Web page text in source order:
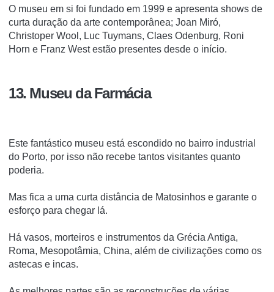
O museu em si foi fundado em 1999 e apresenta shows de
curta duração da arte contemporânea; Joan Miró,
Christoper Wool, Luc Tuymans, Claes Odenburg, Roni
Horn e Franz West estão presentes desde o início.
13. Museu da Farmácia
Este fantástico museu está escondido no bairro industrial
do Porto, por isso não recebe tantos visitantes quanto
poderia.
Mas fica a uma curta distância de Matosinhos e garante o
esforço para chegar lá.
Há vasos, morteiros e instrumentos da Grécia Antiga,
Roma, Mesopotâmia, China, além de civilizações como os
astecas e incas.